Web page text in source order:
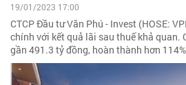
19/01/2023 17:00
CTCP Đầu tư Văn Phú - Invest (HOSE:
chính với kết quả lãi sau thuế khả quan.
gần 491.3 tỷ đồng, hoàn thành hơn